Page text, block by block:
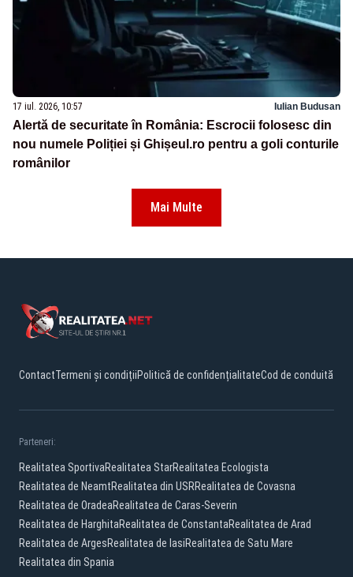
17 iul. 2026, 10:57 Iulian Budusan
Alertă de securitate în România: Escrocii folosesc din
nou numele Poliției și Ghișeul.ro pentru a goli conturile
românilor
Mai Multe
ContactTermeni și condițiiPolitică de confidențialitateCod de conduită
Parteneri:
Realitatea SportivaRealitatea StarRealitatea Ecologista
Realitatea de NeamtRealitatea din USRRealitatea de Covasna
Realitatea de OradeaRealitatea de Caras-Severin
Realitatea de HarghitaRealitatea de ConstantaRealitatea de Arad
Realitatea de ArgesRealitatea de IasiRealitatea de Satu Mare
Realitatea din Spania